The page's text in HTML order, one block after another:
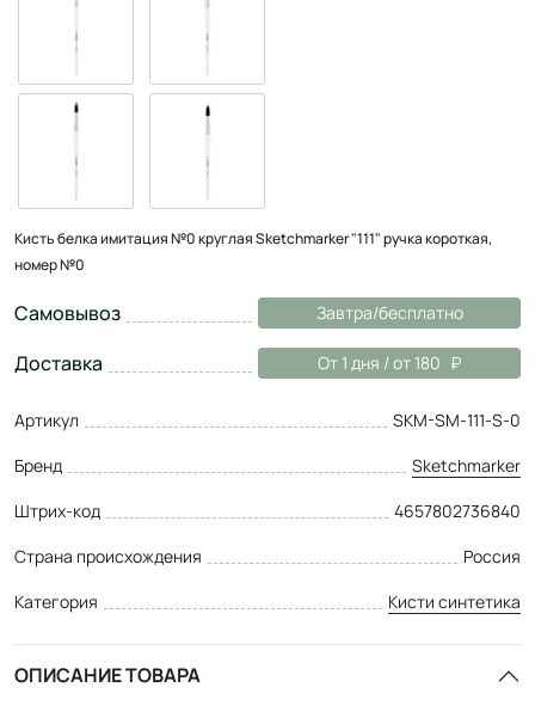
Кисть белка имитация №0 круглая Sketchmarker "111" ручка короткая,
номер №0
Самовывоз Завтра/бесплатно
Доставка От 1 дня / от 180
Артикул
SKM-SM-111-S-0
Бренд
Sketchmarker
Штрих-код
4657802736840
Страна происхождения
Россия
Категория
Кисти синтетика
ОПИСАНИЕ ТОВАРА